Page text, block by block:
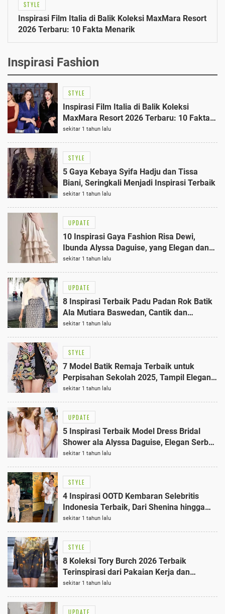
STYLE
Inspirasi Film Italia di Balik Koleksi MaxMara Resort
2026 Terbaru: 10 Fakta Menarik
Inspirasi Fashion
STYLE
Inspirasi Film Italia di Balik Koleksi
MaxMara Resort 2026 Terbaru: 10 Fakta
Menarik
sekitar 1 tahun lalu
STYLE
5 Gaya Kebaya Syifa Hadju dan Tissa
Biani, Seringkali Menjadi Inspirasi Terbaik
sekitar 1 tahun lalu
UPDATE
10 Inspirasi Gaya Fashion Risa Dewi,
Ibunda Alyssa Daguise, yang Elegan dan
Stylish di Usia 57 Tahun
sekitar 1 tahun lalu
UPDATE
8 Inspirasi Terbaik Padu Padan Rok Batik
Ala Mutiara Baswedan, Cantik dan
Bermakna
sekitar 1 tahun lalu
STYLE
7 Model Batik Remaja Terbaik untuk
Perpisahan Sekolah 2025, Tampil Elegan
di Hari Spesial
sekitar 1 tahun lalu
UPDATE
5 Inspirasi Terbaik Model Dress Bridal
Shower ala Alyssa Daguise, Elegan Serba
Hitam
sekitar 1 tahun lalu
STYLE
4 Inspirasi OOTD Kembaran Selebritis
Indonesia Terbaik, Dari Shenina hingga
Naura Ayu
sekitar 1 tahun lalu
STYLE
8 Koleksi Tory Burch 2026 Terbaik
Terinspirasi dari Pakaian Kerja dan
Olahraga Jepang Vintage
sekitar 1 tahun lalu
UPDATE